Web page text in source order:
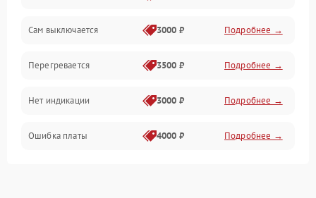
Сам выключается 3000 ₽ Подробнее →
Перегревается 3500 ₽ Подробнее →
Нет индикации 3000 ₽ Подробнее →
Ошибка платы 4000 ₽ Подробнее →